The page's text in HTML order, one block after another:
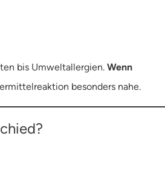
bis Umweltallergien. Wenn
besonders nahe.